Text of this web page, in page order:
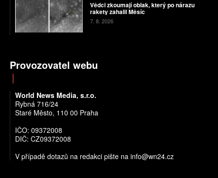
Vědci zkoumají oblak, který po nárazu
rakety zahalil Měsíc
7. 8. 2026
Provozovatel webu
World News Media, s.r.o.
Rybná 716/24
Staré Město, 110 00 Praha
IČO: 09372008
DIČ: CZ09372008
V případě dotazů na redakci pište na info@wn24.cz